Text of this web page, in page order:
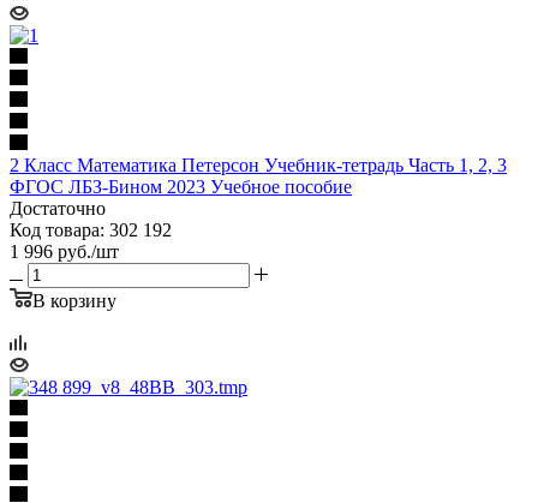
2 Класс Математика Петерсон Учебник-тетрадь Часть 1, 2, 3
ФГОС ЛБЗ-Бином 2023 Учебное пособие
Достаточно
Код товара: 302 192
1 996 руб./шт
В корзину